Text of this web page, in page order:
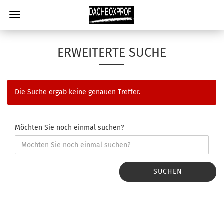
ERWEITERTE SUCHE
Die Suche ergab keine genauen Treffer.
Möchten Sie noch einmal suchen?
SUCHEN